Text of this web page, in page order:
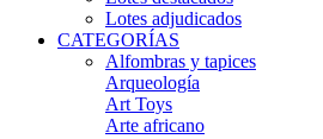
Lotes adjudicados
CATEGORÍAS
Alfombras y tapices
Arqueología
Art Toys
Arte africano